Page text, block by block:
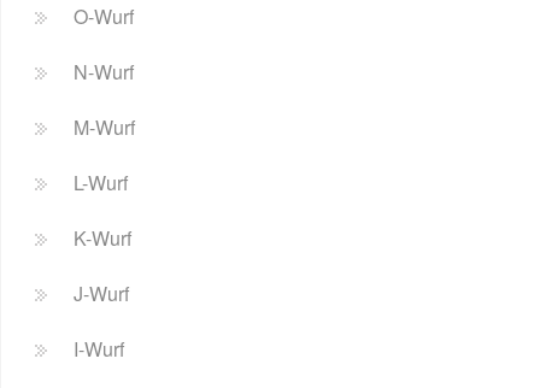
O-Wurf
N-Wurf
M-Wurf
L-Wurf
K-Wurf
J-Wurf
I-Wurf